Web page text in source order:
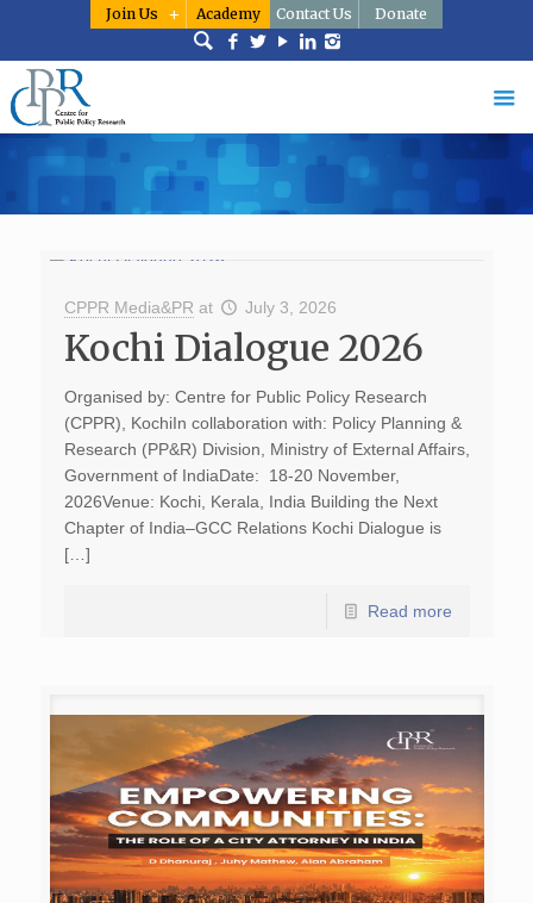
Join Us Academy Contact Us Donate
CPPR Media&PR at July 3, 2026
Kochi Dialogue 2026
Organised by: Centre for Public Policy Research
(CPPR), KochiIn collaboration with: Policy Planning &
Research (PP&R) Division, Ministry of External Affairs,
Government of IndiaDate: 18-20 November,
2026Venue: Kochi, Kerala, India Building the Next
Chapter of India–GCC Relations Kochi Dialogue is
[…]
Read more